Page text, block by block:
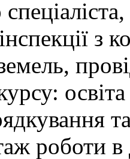
з
роботи